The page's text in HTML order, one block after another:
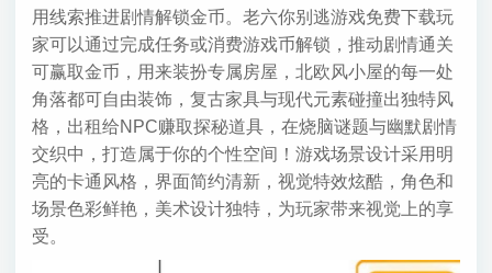
用线索推进剧情解锁金币。老六你别逃游戏免费下载玩
家可以通过完成任务或消费游戏币解锁，推动剧情通关
可赢取金币，用来装扮专属房屋，北欧风小屋的每一处
角落都可自由装饰，复古家具与现代元素碰撞出独特风
格，出租给NPC赚取探秘道具，在烧脑谜题与幽默剧情
交织中，打造属于你的个性空间！游戏场景设计采用明
亮的卡通风格，界面简约清新，视觉特效炫酷，角色和
场景色彩鲜艳，美术设计独特，为玩家带来视觉上的享
受。